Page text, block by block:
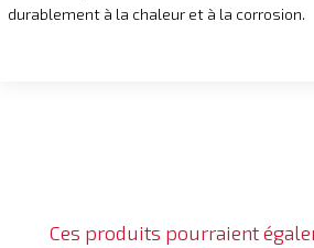
durablement à la chaleur et à la corrosion.
Ces produits pourraient